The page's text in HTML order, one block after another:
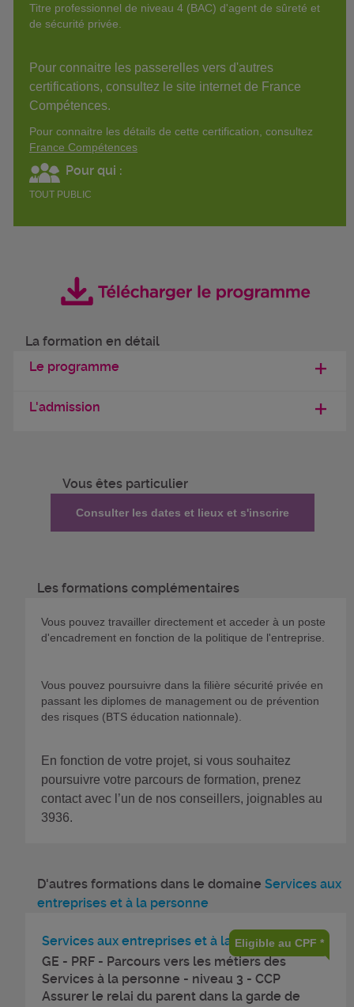
Titre professionnel de niveau 4 (BAC) d'agent de sûreté et
de sécurité privée.
Pour connaitre les passerelles vers d'autres
certifications, consultez le site internet de France
Compétences.
Pour connaitre les détails de cette certification, consultez
France Compétences
Pour qui :
TOUT PUBLIC
La formation en détail
Le programme
L'admission
Vous êtes particulier
Consulter les dates et lieux et s'inscrire
Les formations complémentaires
Vous pouvez travailler directement et acceder à un poste
d'encadrement en fonction de la politique de l'entreprise.
Vous pouvez poursuivre dans la filière sécurité privée en
passant les diplomes de management ou de prévention
des risques (BTS éducation nationnale).
En fonction de votre projet, si vous souhaitez
poursuivre votre parcours de formation, prenez
contact avec l’un de nos conseillers, joignables au
3936.
D'autres formations dans le domaine Services aux
entreprises et à la personne
Services aux entreprises et à la personne
GE - PRF - Parcours vers les métiers des
Services à la personne - niveau 3 - CCP
Assurer le relai du parent dans la garde de
Eligible au CPF *